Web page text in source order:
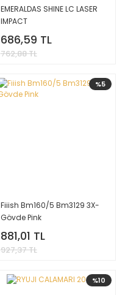
EMERALDAS SHINE LC LASER
IMPACT
686,59 TL
762,88 TL
%5
Fiiish Bm160/5 Bm3129 3X-
Gövde Pink
881,01 TL
927,37 TL
%10